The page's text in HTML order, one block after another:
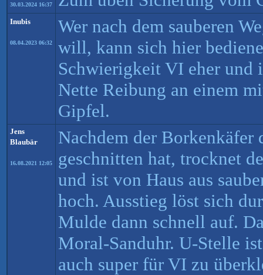
30.03.2024 16:37
Inubis
08.04.2023 06:32
Wer nach dem sauberen
will, kann sich hier
Schwierigkeit VI eher und
Nette Reibung an einem
Gipfel.
Jens
Blaubär
16.08.2021 12:05
Nachdem der Borkenkäfer
geschnitten hat, trocknet
und ist von Haus aus
hoch. Ausstieg löst sich
Mulde dann schnell auf.
Moral-Sanduhr. U-Stelle
auch super für VI zu